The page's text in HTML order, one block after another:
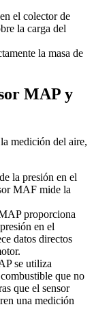
el colector de
la carga del
la masa de
MAP y
medición del aire,
la presión en el
MAF mide la
proporciona
en el
datos directos
se utiliza
que no
que el sensor
una medición